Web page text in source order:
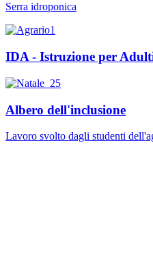
Serra idroponica
IDA - Istruzione per
Albero dell'inclusione
Lavoro svolto dagli studenti